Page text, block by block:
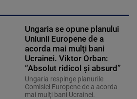
Ungaria se opune planului
Uniunii Europene de a
acorda mai mulţi bani
Ucrainei. Viktor Orban:
“Absolut ridicol şi absurd”
Ungaria respinge planurile
Comisiei Europene de a acorda
mai mulţi bani Ucrainei.